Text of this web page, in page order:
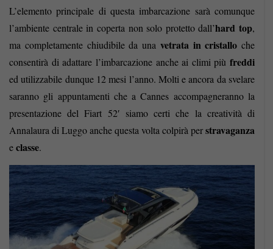
L’elemento principale di questa imbarcazione sarà comunque
l’ambiente centrale in coperta non solo protetto dall’hard top,
ma completamente chiudibile da una vetrata in cristallo che
consentirà di adattare l’imbarcazione anche ai climi più freddi
ed utilizzabile dunque 12 mesi l’anno. Molti e ancora da svelare
saranno gli appuntamenti che a Cannes accompagneranno la
presentazione del Fiart 52′ siamo certi che la creatività di
Annalaura di Luggo anche questa volta colpirà perstravaganza
eclasse.